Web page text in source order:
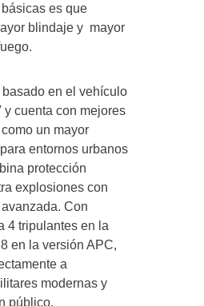
es que
blindaje y mayor
en el vehículo
y cuenta con mejores
un mayor
entornos urbanos
protección
explosiones con
Con
4 tripulantes en la
en la versión APC,
a
modernas y
público.